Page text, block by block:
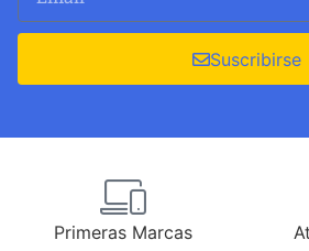
Suscribirse
Primeras Marcas